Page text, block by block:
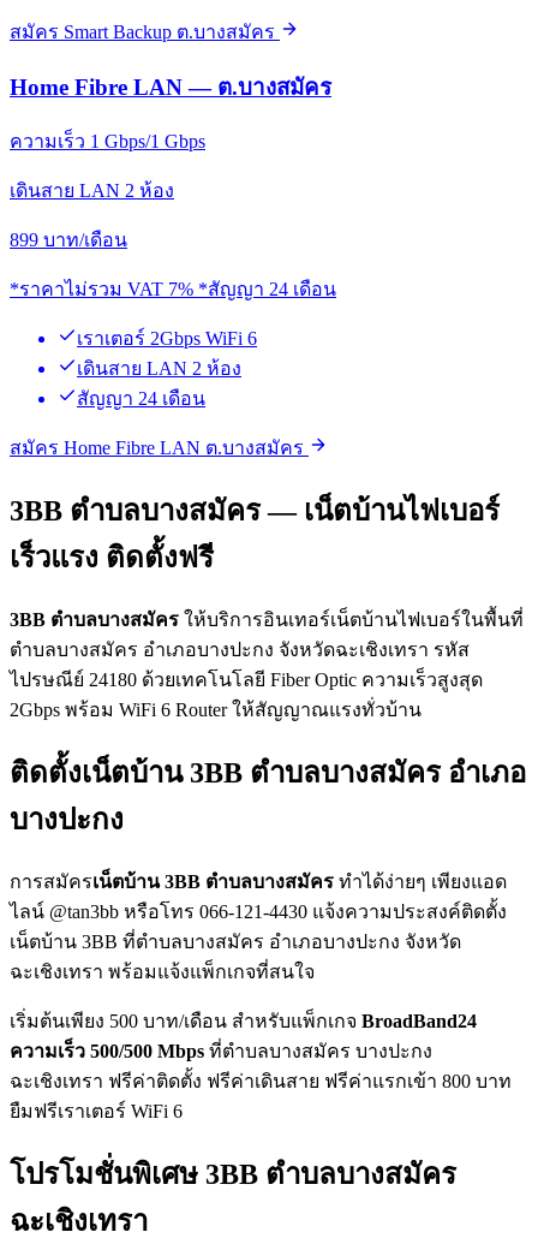
สมัคร Smart Backup ต.บางสมัคร
Home Fibre LAN — ต.บางสมัคร
ความเร็ว 1 Gbps/1 Gbps
เดินสาย LAN 2 ห้อง
899 บาท/เดือน
*ราคาไม่รวม VAT 7% *สัญญา 24 เดือน
เราเตอร์ 2Gbps WiFi 6
เดินสาย LAN 2 ห้อง
สัญญา 24 เดือน
สมัคร Home Fibre LAN ต.บางสมัคร
3BB ตำบลบางสมัคร — เน็ตบ้านไฟเบอร์
เร็วแรง ติดตั้งฟรี
3BB ตำบลบางสมัคร ให้บริการอินเทอร์เน็ตบ้านไฟเบอร์ในพื้นที่
ตำบลบางสมัคร อำเภอบางปะกง จังหวัดฉะเชิงเทรา รหัส
ไปรษณีย์ 24180 ด้วยเทคโนโลยี Fiber Optic ความเร็วสูงสุด
2Gbps พร้อม WiFi 6 Router ให้สัญญาณแรงทั่วบ้าน
ติดตั้งเน็ตบ้าน 3BB ตำบลบางสมัคร อำเภอ
บางปะกง
การสมัครเน็ตบ้าน 3BB ตำบลบางสมัคร ทำได้ง่ายๆ เพียงแอด
ไลน์ @tan3bb หรือโทร 066-121-4430 แจ้งความประสงค์ติดตั้ง
เน็ตบ้าน 3BB ที่ตำบลบางสมัคร อำเภอบางปะกง จังหวัด
ฉะเชิงเทรา พร้อมแจ้งแพ็กเกจที่สนใจ
เริ่มต้นเพียง 500 บาท/เดือน สำหรับแพ็กเกจ BroadBand24
ความเร็ว 500/500 Mbps ที่ตำบลบางสมัคร บางปะกง
ฉะเชิงเทรา ฟรีค่าติดตั้ง ฟรีค่าเดินสาย ฟรีค่าแรกเข้า 800 บาท
ยืมฟรีเราเตอร์ WiFi 6
โปรโมชั่นพิเศษ 3BB ตำบลบางสมัคร
ฉะเชิงเทรา